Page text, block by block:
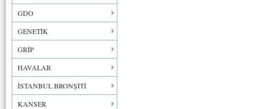
GDO
GENETİK
GRİP
HAVALAR
İSTANBUL BRONŞİTİ
KANSER